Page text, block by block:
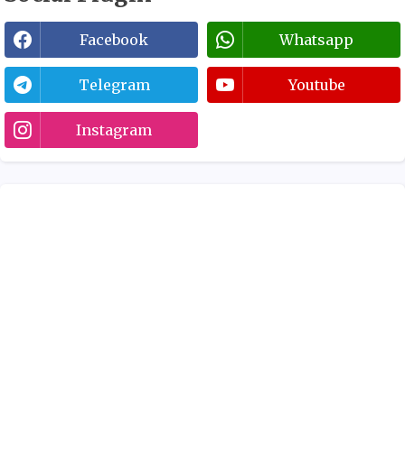
Facebook Whatsapp
Telegram Youtube
Instagram